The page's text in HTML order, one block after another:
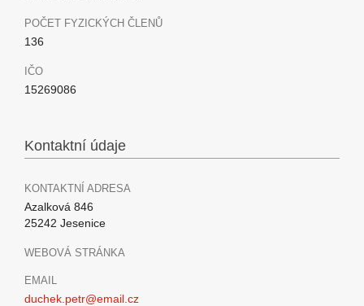
POČET FYZICKÝCH ČLENŮ
136
IČO
15269086
Kontaktní údaje
KONTAKTNÍ ADRESA
Azalková 846
25242 Jesenice
WEBOVÁ STRÁNKA
EMAIL
duchek.petr@email.cz